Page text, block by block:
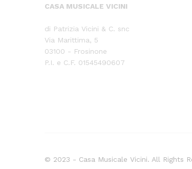
CASA MUSICALE VICINI
di Patrizia Vicini & C. snc
Via Marittima, 5
03100 - Frosinone
P.I. e C.F. 01545490607
© 2023 - Casa Musicale Vicini. All Rights